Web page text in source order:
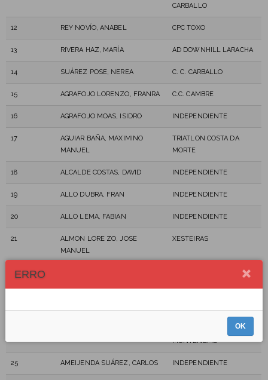
CARBALLO
12 REY NOVÍO, ANABEL CPC TOXO
13 RIVERA HAZ, MARÍA AD DOWNHILL LARACHA
14 SUÁREZ POSE, NEREA C. C. CARBALLO
15 AGRAFOJO LORENZO, FRANRA C.C. CAMBRE
16 AGRAFOJO MOAS, ISIDRO INDEPENDIENTE
17
AGUIAR BAÑA, MAXIMINO
MANUEL
TRIATLON COSTA DA
MORTE
18 ALCALDE COSTAS, DAVID INDEPENDIENTE
19 ALLO DUBRA, FRAN INDEPENDIENTE
20 ALLO LEMA, FABIAN INDEPENDIENTE
21
ALMON LORE ZO, JOSE
MANUEL
XESTEIRAS
22
MONTENEME
25 AMEIJENDA SUÁREZ, CARLOS INDEPENDIENTE
ERRO
OK